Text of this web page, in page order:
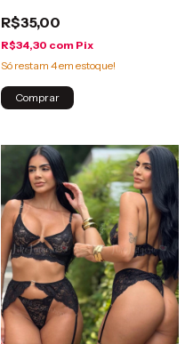
R$35,00
R$34,30 com Pix
Só restam 4em estoque!
Comprar